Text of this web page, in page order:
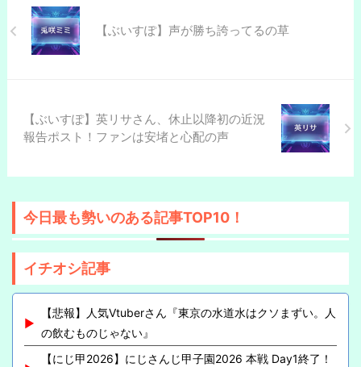
【ぶいすぽ】声が勝ち誇ってるの草
【ぶいすぽ】英リサさん、休止以降初の近況
報告ポスト！ファンは安堵と心配の声
今日最も勢いのある記事TOP10！
イチオシ記事
【悲報】人気Vtuberさん『東京の水道水はクソまずい。人
の飲むものじゃない』
【にじ甲2026】にじさんじ甲子園2026 本戦 Day1終了！